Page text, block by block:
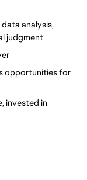
analysis,
judgment
opportunities for
invested in